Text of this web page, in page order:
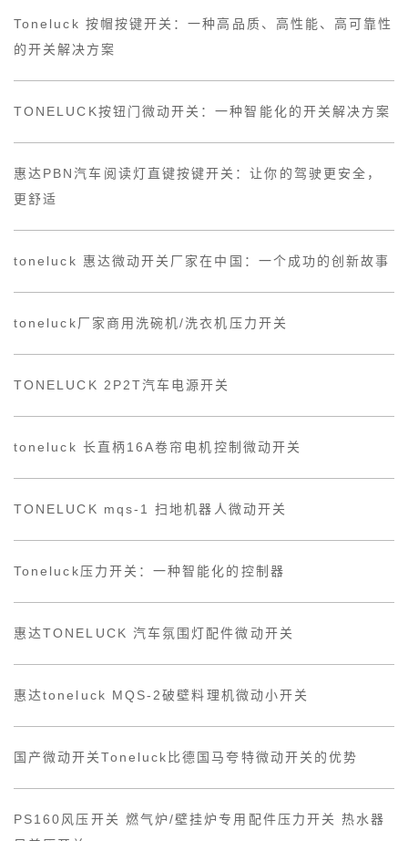
Toneluck 按帽按键开关：一种高品质、高性能、高可靠性
的开关解决方案
TONELUCK按钮门微动开关：一种智能化的开关解决方案
惠达PBN汽车阅读灯直键按键开关：让你的驾驶更安全，
更舒适
toneluck 惠达微动开关厂家在中国：一个成功的创新故事
toneluck厂家商用洗碗机/洗衣机压力开关
TONELUCK 2P2T汽车电源开关
toneluck 长直柄16A卷帘电机控制微动开关
TONELUCK mqs-1 扫地机器人微动开关
Toneluck压力开关：一种智能化的控制器
惠达TONELUCK 汽车氛围灯配件微动开关
惠达toneluck MQS-2破壁料理机微动小开关
国产微动开关Toneluck比德国马夸特微动开关的优势
PS160风压开关 燃气炉/壁挂炉专用配件压力开关 热水器